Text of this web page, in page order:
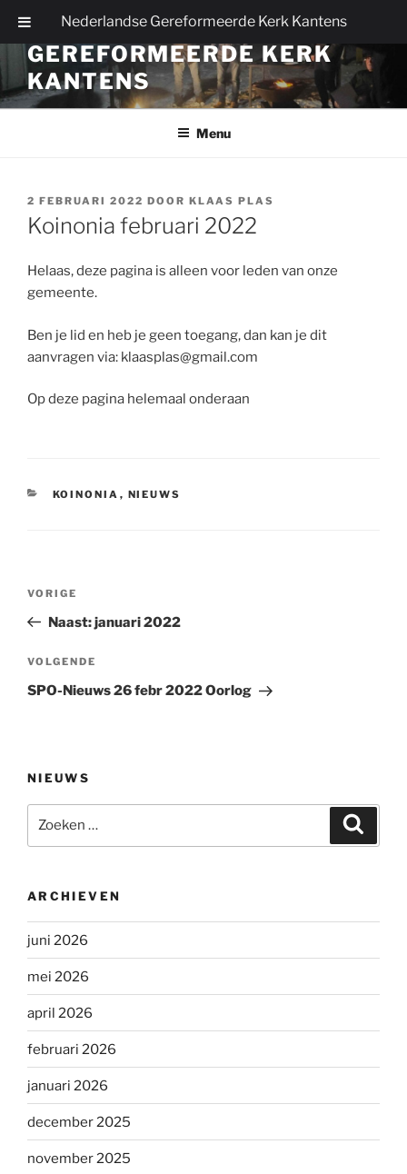
Nederlandse Gereformeerde Kerk Kantens
naar
inhoud
NEDERLANDSE
GEREFORMEERDE KERK
KANTENS
Menu
GEPLAATST
OP
2 FEBRUARI 2022 DOOR KLAAS PLAS
Koinonia februari 2022
Helaas, deze pagina is alleen voor leden van onze
gemeente.
Ben je lid en heb je geen toegang, dan kan je dit
aanvragen via: klaasplas@gmail.com
Op deze pagina helemaal onderaan
CATEGORIEËN
KOINONIA , NIEUWS
Vorig
bericht
VORIGE
Naast: januari 2022
Volgend
bericht
VOLGENDE
SPO-Nieuws 26 febr 2022 Oorlog
NIEUWS
naar:
ARCHIEVEN
juni 2026
mei 2026
april 2026
februari 2026
januari 2026
december 2025
november 2025